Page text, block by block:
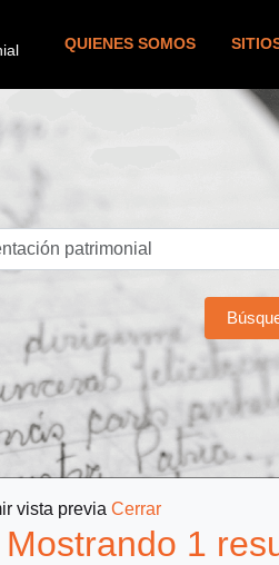
QUIENES SOMOS
vista previa Cerrar
Mostrando 1